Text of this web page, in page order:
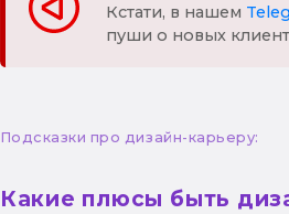
Кстати, в нашем
пуши о новых
Подсказки про дизайн-карьеру:
Какие плюсы быть